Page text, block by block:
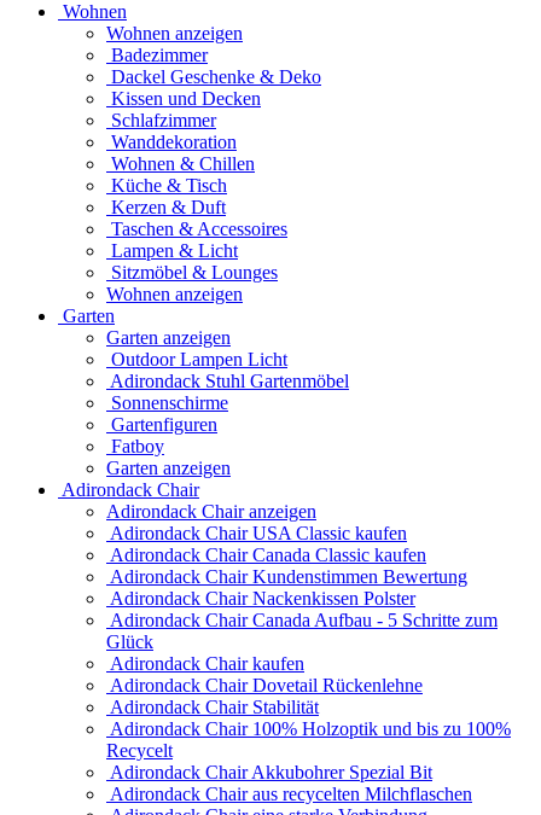
Wohnen
Wohnen anzeigen
Badezimmer
Dackel Geschenke & Deko
Kissen und Decken
Schlafzimmer
Wanddekoration
Wohnen & Chillen
Küche & Tisch
Kerzen & Duft
Taschen & Accessoires
Lampen & Licht
Sitzmöbel & Lounges
Wohnen anzeigen
Garten
Garten anzeigen
Outdoor Lampen Licht
Adirondack Stuhl Gartenmöbel
Sonnenschirme
Gartenfiguren
Fatboy
Garten anzeigen
Adirondack Chair
Adirondack Chair anzeigen
Adirondack Chair USA Classic kaufen
Adirondack Chair Canada Classic kaufen
Adirondack Chair Kundenstimmen Bewertung
Adirondack Chair Nackenkissen Polster
Adirondack Chair Canada Aufbau - 5 Schritte zum
Glück
Adirondack Chair kaufen
Adirondack Chair Dovetail Rückenlehne
Adirondack Chair Stabilität
Adirondack Chair 100% Holzoptik und bis zu 100%
Recycelt
Adirondack Chair Akkubohrer Spezial Bit
Adirondack Chair aus recycelten Milchflaschen